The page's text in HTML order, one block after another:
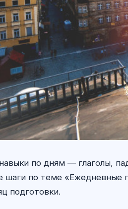
по дням — глаголы,
шаги по теме «Ежедневные
подготовки.